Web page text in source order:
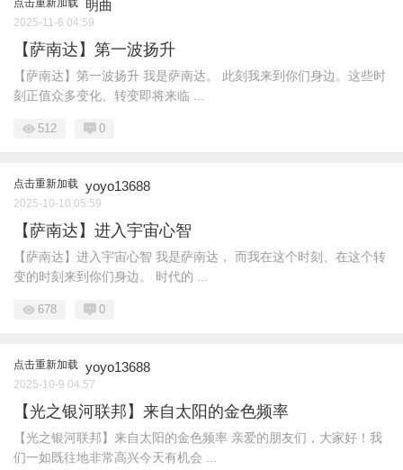
点击重新加载 明曲
2025-11-6 04:59
【萨南达】第一波扬升
【萨南达】第一波扬升 我是萨南达。 此刻我来到你们身边。这些时
刻正值众多变化、转变即将来临 ...
512 0
点击重新加载 yoyo13688
2025-10-10 05:59
【萨南达】进入宇宙心智
【萨南达】进入宇宙心智 我是萨南达， 而我在这个时刻、在这个转
变的时刻来到你们身边。 时代的 ...
678 0
点击重新加载 yoyo13688
2025-10-9 04:57
【光之银河联邦】来自太阳的金色频率
【光之银河联邦】来自太阳的金色频率 亲爱的朋友们，大家好！我
们一如既往地非常高兴今天有机会 ...